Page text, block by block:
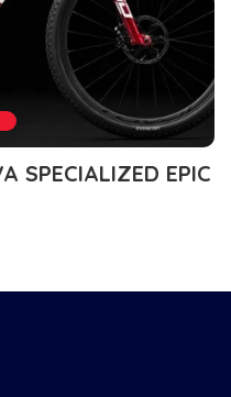
SPECIALIZED EPIC